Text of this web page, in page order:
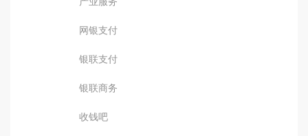
网银支付
银联支付
银联商务
收钱吧